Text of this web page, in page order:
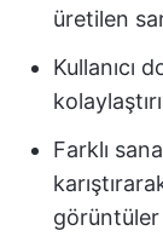
üretilen
Kullanıcı
Farklı